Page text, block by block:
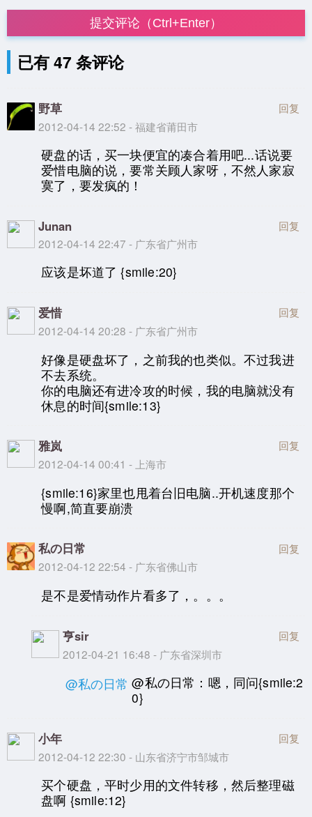
提交评论（Ctrl+Enter）
已有 47 条评论
野草
2012-04-14 22:52 - 福建省莆田市
回复
硬盘的话，买一块便宜的凑合着用吧...话说要
爱惜电脑的说，要常关顾人家呀，不然人家寂
寞了，要发疯的！
Junan
2012-04-14 22:47 - 广东省广州市
回复
应该是坏道了 {smile:20}
爱惜
2012-04-14 20:28 - 广东省广州市
回复
好像是硬盘坏了，之前我的也类似。不过我进
不去系统。
你的电脑还有进冷攻的时候，我的电脑就没有
休息的时间{smile:13}
雅岚
2012-04-14 00:41 - 上海市
回复
{smile:16}家里也甩着台旧电脑..开机速度那个
慢啊,简直要崩溃
私の日常
2012-04-12 22:54 - 广东省佛山市
回复
是不是爱情动作片看多了，。。。
亨sir
2012-04-21 16:48 - 广东省深圳市
回复
@私の日常 @私の日常：嗯，同问{smile:2
0}
小年
2012-04-12 22:30 - 山东省济宁市邹城市
回复
买个硬盘，平时少用的文件转移，然后整理磁
盘啊 {smile:12}